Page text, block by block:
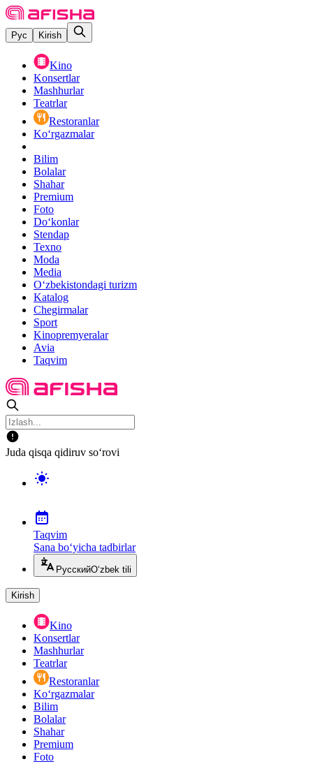
Рус Kirish
Kino
Konsertlar
Mashhurlar
Teatrlar
Restoranlar
Ko‘rgazmalar
Bilim
Bolalar
Shahar
Premium
Foto
Do‘konlar
Stendap
Texno
Moda
Media
O‘zbekistondagi turizm
Katalog
Chegirmalar
Sport
Kinopremyeralar
Avia
Taqvim
Juda qisqa qidiruv so‘rovi
Taqvim
Sana bo‘yicha tadbirlar
РусскийO‘zbek tili
Kirish
Kino
Konsertlar
Mashhurlar
Teatrlar
Restoranlar
Ko‘rgazmalar
Bilim
Bolalar
Shahar
Premium
Foto